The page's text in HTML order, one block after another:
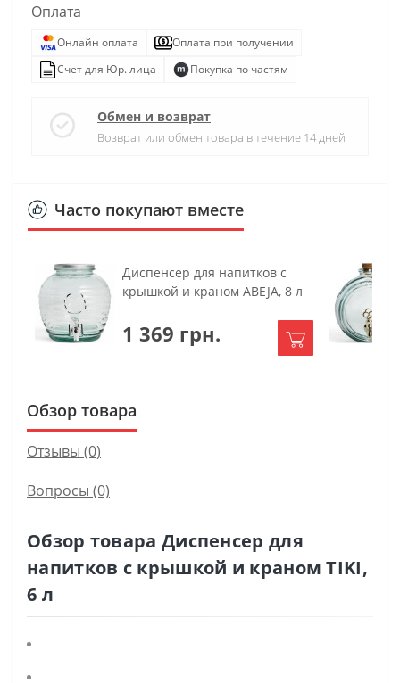
Оплата
Онлайн оплата
Оплата при получении
Счет для Юр. лица
Покупка по частям
Обмен и возврат
Возврат или обмен товара в течение 14 дней
Часто покупают вместе
Диспенсер для напитков с
крышкой и краном ABEJA, 8 л
1 369 грн.
Обзор товара
Отзывы (0)
Вопросы (0)
Обзор товара Диспенсер для
напитков с крышкой и краном TIKI,
6 л